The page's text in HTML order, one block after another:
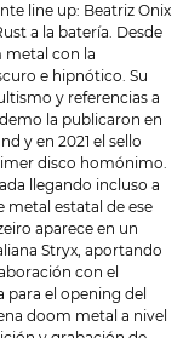
line up: Beatriz Onix
a la batería. Desde
metal con la
e hipnótico. Su
y referencias a
la publicaron en
y en 2021 el sello
disco homónimo.
llegando incluso a
metal estatal de ese
aparece en un
Stryx, aportando
con el
el opening del
doom metal a nivel